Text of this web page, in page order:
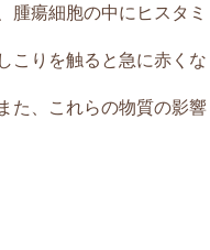
腫瘍細胞の中にヒスタミ
こりを触ると急に赤くな
た、これらの物質の影響